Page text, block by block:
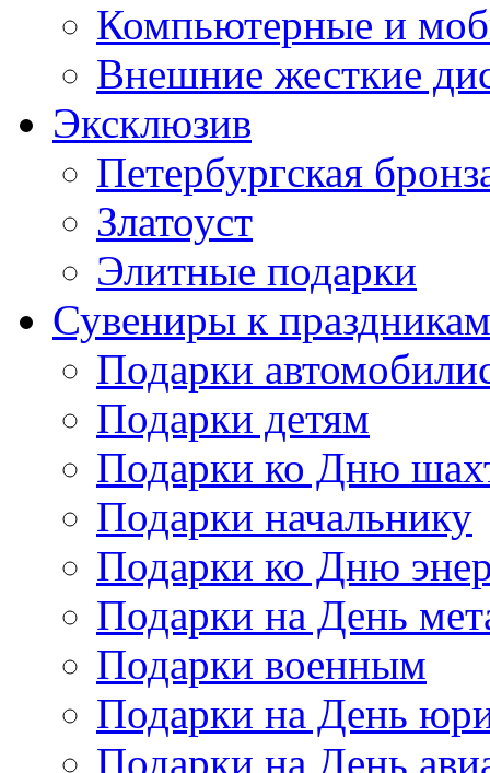
Компьютерные и
Внешние жесткие
Эксклюзив
Петербургская
Златоуст
Элитные подарки
Сувениры к праздникам
Подарки
Подарки детям
Подарки ко Дню
Подарки начальнику
Подарки ко Дню
Подарки на День
Подарки военным
Подарки на День
Подарки на День